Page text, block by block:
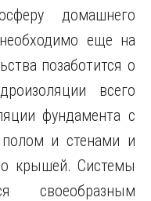
домашнего
еще на
позаботится о
всего
фундамента с
и стенами и
крышей. Системы
своеобразным